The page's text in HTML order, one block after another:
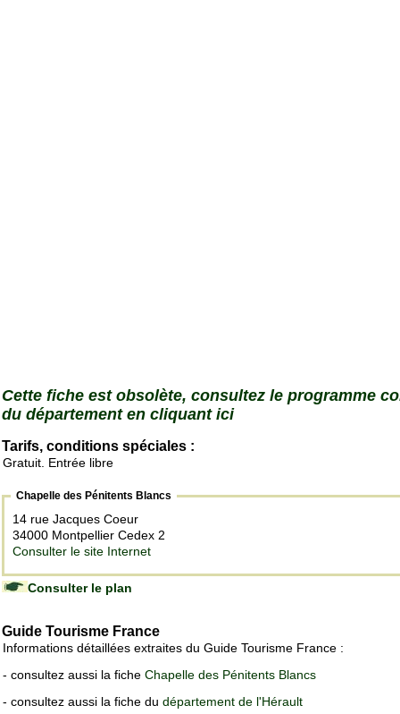
Cette fiche est obsolète, consultez le programme
du département en cliquant ici
Tarifs, conditions spéciales :
Gratuit. Entrée libre
Chapelle des Pénitents Blancs
14 rue Jacques Coeur
34000 Montpellier Cedex 2
Consulter le site Internet
Consulter le plan
Guide Tourisme France
Informations détaillées extraites du Guide Tourisme France :
- consultez aussi la fiche Chapelle des Pénitents Blancs
- consultez aussi la fiche du département de l'Hérault